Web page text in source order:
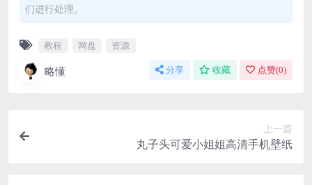
们进行处理。
教程 网盘 资源
略懂 分享 收藏 点赞(0)
上一篇
丸子头可爱小姐姐高清手机壁纸